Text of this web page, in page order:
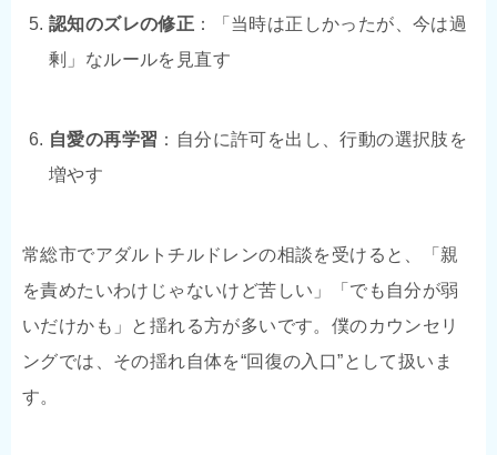
認知のズレの修正 ：「当時は正しかったが、今は過
剰」なルールを見直す
自愛の再学習 ：自分に許可を出し、行動の選択肢を
増やす
常総市でアダルトチルドレンの相談を受けると、「親
を責めたいわけじゃないけど苦しい」「でも自分が弱
いだけかも」と揺れる方が多いです。僕のカウンセリ
ングでは、その揺れ自体を“回復の入口”として扱いま
す。